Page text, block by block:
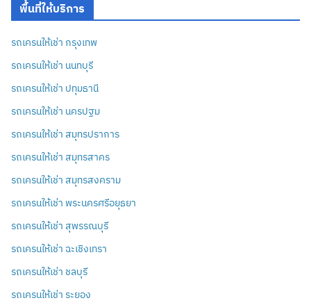
พื้นที่ให้บริการ
รถเครนให้เช่า กรุงเทพ
รถเครนให้เช่า นนทบุรี
รถเครนให้เช่า ปทุมธานี
รถเครนให้เช่า นครปฐม
รถเครนให้เช่า สมุทรปราการ
รถเครนให้เช่า สมุทรสาคร
รถเครนให้เช่า สมุทรสงคราม
รถเครนให้เช่า พระนครศรีอยุธยา
รถเครนให้เช่า สุพรรณบุรี
รถเครนให้เช่า ฉะเชิงเทรา
รถเครนให้เช่า ชลบุรี
รถเครนให้เช่า ระยอง